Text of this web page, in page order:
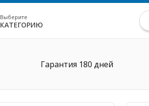
Выберите
КАТЕГОРИЮ
Гарантия 180 дней